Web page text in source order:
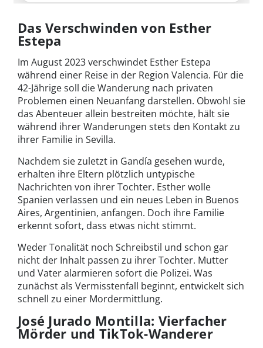
Das Verschwinden von Esther
Estepa
Im August 2023 verschwindet Esther Estepa
während einer Reise in der Region Valencia. Für die
42-Jährige soll die Wanderung nach privaten
Problemen einen Neuanfang darstellen. Obwohl sie
das Abenteuer allein bestreiten möchte, hält sie
während ihrer Wanderungen stets den Kontakt zu
ihrer Familie in Sevilla.
Nachdem sie zuletzt in Gandía gesehen wurde,
erhalten ihre Eltern plötzlich untypische
Nachrichten von ihrer Tochter. Esther wolle
Spanien verlassen und ein neues Leben in Buenos
Aires, Argentinien, anfangen. Doch ihre Familie
erkennt sofort, dass etwas nicht stimmt.
Weder Tonalität noch Schreibstil und schon gar
nicht der Inhalt passen zu ihrer Tochter. Mutter
und Vater alarmieren sofort die Polizei. Was
zunächst als Vermisstenfall beginnt, entwickelt sich
schnell zu einer Mordermittlung.
José Jurado Montilla: Vierfacher
Mörder und TikTok-Wanderer